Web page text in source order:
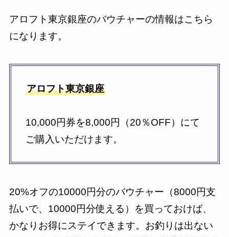
アロフト東京銀座のバウチャーの情報はこちら
になります。
アロフト東京銀座
10,000円券を8,000円（20％OFF）にて
ご購入いただけます。
20%オフの10000円分のバウチャー（8000円支
払いで、10000円分使える）を買っておけば、
かなりお得にステイできます。お釣りは出ない